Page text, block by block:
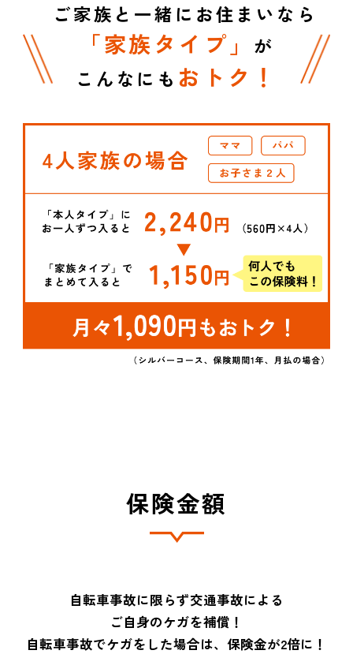
ご家族と一緒にお住まいなら
「家族タイプ」
が
こんなにも おトク！
保険金額
自転車事故に限らず交通事故による
ご自身のケガを補償！
自転車事故でケガをした場合は、保険金が2倍に！